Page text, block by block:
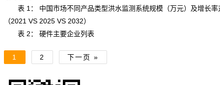
表 1： 中国市场不同产品类型洪水监测系统规模（万元）及增长率
（2021 VS 2025 VS 2032）
表 2： 硬件主要企业列表
1 2 下一页 »